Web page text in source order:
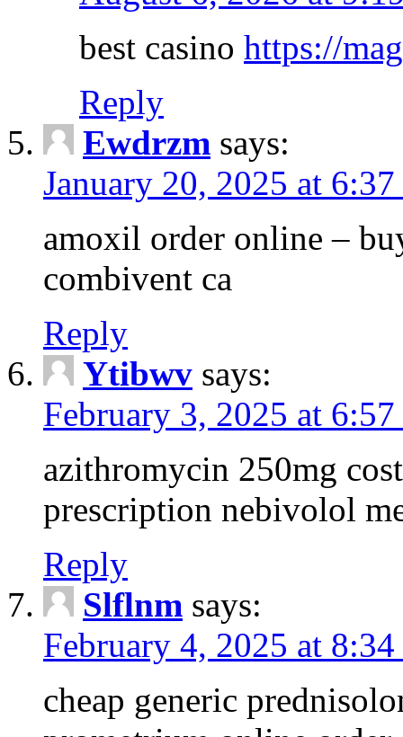
best casino https://
Reply
Ewdrzm says:
January 20, 2025 at
amoxil order online –
combivent ca
Reply
Ytibwv says:
February 3, 2025 at
azithromycin 250mg
prescription nebivolol
Reply
Slflnm says:
February 4, 2025 at 8:34
cheap generic